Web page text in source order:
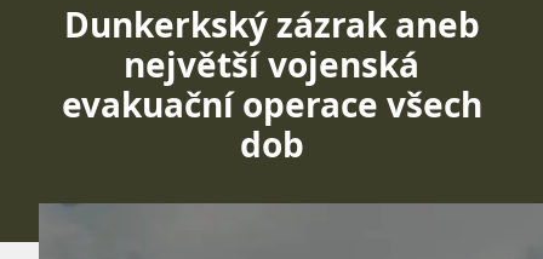
Dunkerkský zázrak aneb
největší vojenská
evakuační operace všech
dob